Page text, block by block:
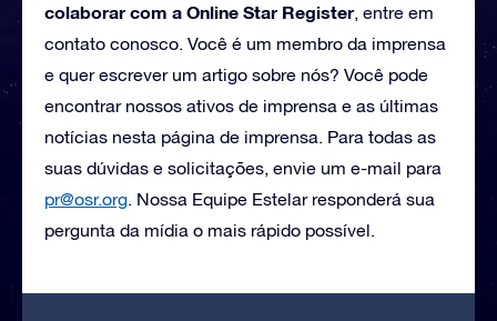
colaborar com a Online Star Register, entre em
contato conosco. Você é um membro da imprensa
e quer escrever um artigo sobre nós? Você pode
encontrar nossos ativos de imprensa e as últimas
notícias nesta página de imprensa. Para todas as
suas dúvidas e solicitações, envie um e-mail para
pr@osr.org. Nossa Equipe Estelar responderá sua
pergunta da mídia o mais rápido possível.